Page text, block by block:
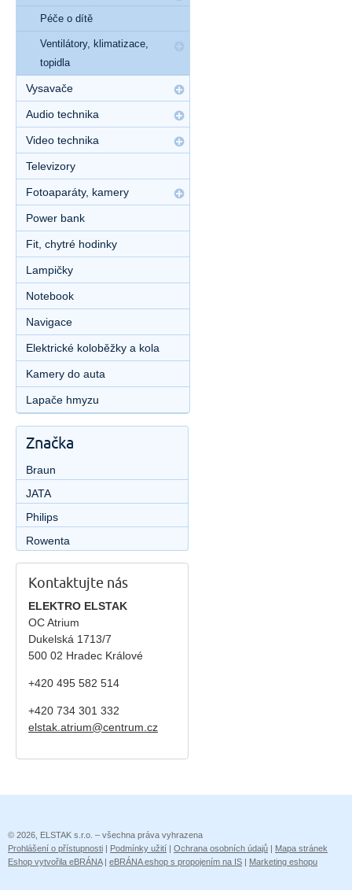
Péče o dítě
Ventilátory, klimatizace,
topidla
Vysavače
Audio technika
Video technika
Televizory
Fotoaparáty, kamery
Power bank
Fit, chytré hodinky
Lampičky
Notebook
Navigace
Elektrické koloběžky a kola
Kamery do auta
Lapače hmyzu
Značka
Braun
JATA
Philips
Rowenta
Kontaktujte nás
ELEKTRO ELSTAK
OC Atrium
Dukelská 1713/7
500 02 Hradec Králové
+420 495 582 514
+420 734 301 332
elstak.atrium@centrum.cz
© 2026, ELSTAK s.r.o. – všechna práva vyhrazena
Prohlášení o přístupnosti | Podmínky užití | Ochrana osobních údajů | Mapa stránek
Eshop vytvořila eBRÁNA| eBRÁNA eshop s propojením na IS | Marketing eshopu